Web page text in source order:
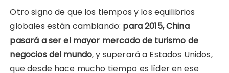
Otro signo de que los tiempos y los equilibrios
globales están cambiando: para 2015, China
pasará a ser el mayor mercado de turismo de
negocios del mundo, y superará a Estados Unidos,
que desde hace mucho tiempo es líder en ese